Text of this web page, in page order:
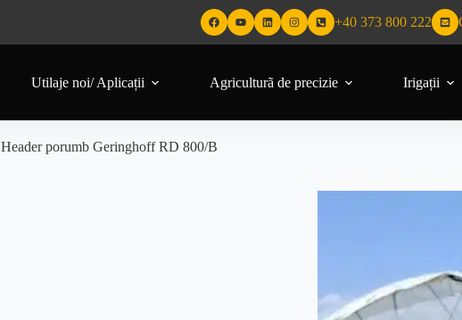
+40 373 800 222
Utilaje noi/ Aplicații Agriculturã de precizie Irigații
Header porumb Geringhoff RD 800/B